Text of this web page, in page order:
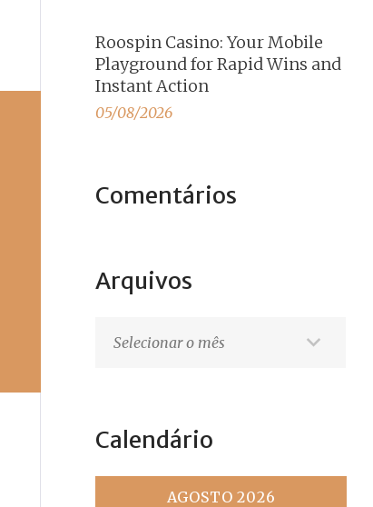
Roospin Casino: Your Mobile
Playground for Rapid Wins and
Instant Action
05/08/2026
Comentários
Arquivos
Calendário
AGOSTO 2026